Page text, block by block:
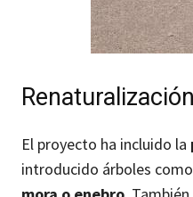
El proyecto ha incluido la
introducido árboles como